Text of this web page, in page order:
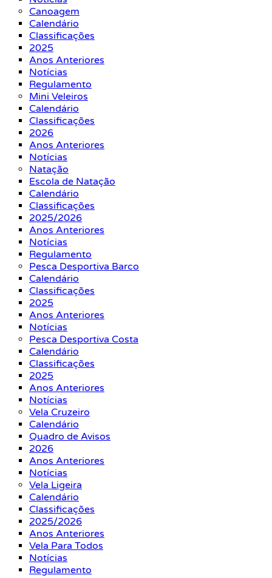
Canoagem
Calendário
Classificações
2025
Anos Anteriores
Notícias
Regulamento
Mini Veleiros
Calendário
Classificações
2026
Anos Anteriores
Notícias
Natação
Escola de Natação
Calendário
Classificações
2025/2026
Anos Anteriores
Notícias
Regulamento
Pesca Desportiva Barco
Calendário
Classificações
2025
Anos Anteriores
Notícias
Pesca Desportiva Costa
Calendário
Classificações
2025
Anos Anteriores
Notícias
Vela Cruzeiro
Calendário
Quadro de Avisos
2026
Anos Anteriores
Notícias
Vela Ligeira
Calendário
Classificações
2025/2026
Anos Anteriores
Vela Para Todos
Notícias
Regulamento